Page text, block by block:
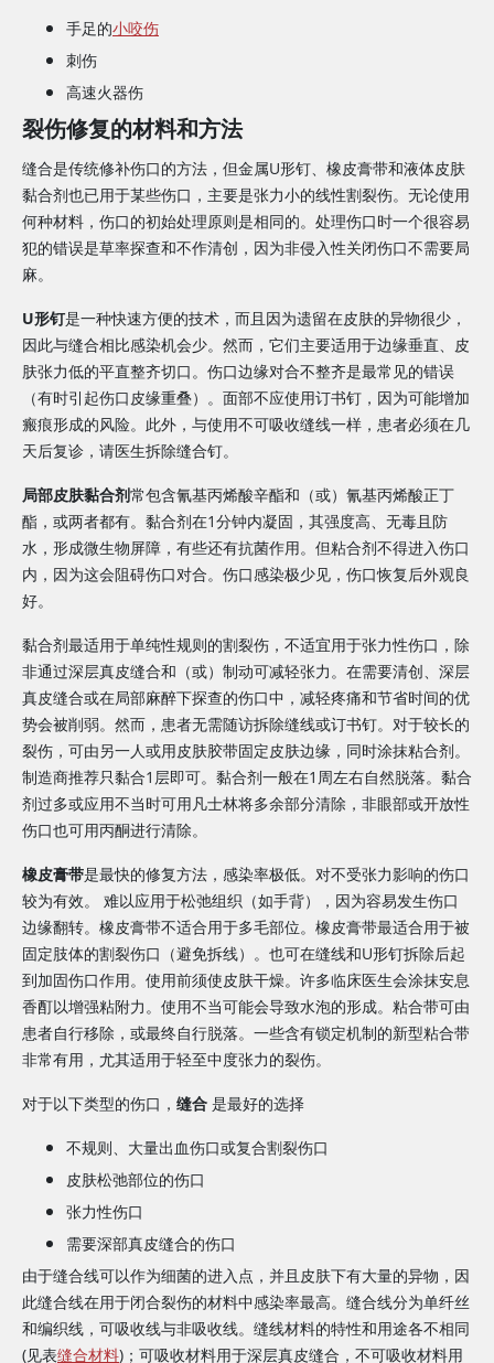
手足的小咬伤
刺伤
高速火器伤
裂伤修复的材料和方法
缝合是传统修补伤口的方法，但金属U形钉、橡皮膏带和液体皮肤
黏合剂也已用于某些伤口，主要是张力小的线性割裂伤。无论使用
何种材料，伤口的初始处理原则是相同的。处理伤口时一个很容易
犯的错误是草率探查和不作清创，因为非侵入性关闭伤口不需要局
麻。
U形钉是一种快速方便的技术，而且因为遗留在皮肤的异物很少，
因此与缝合相比感染机会少。然而，它们主要适用于边缘垂直、皮
肤张力低的平直整齐切口。伤口边缘对合不整齐是最常见的错误
（有时引起伤口皮缘重叠）。面部不应使用订书钉，因为可能增加
瘢痕形成的风险。此外，与使用不可吸收缝线一样，患者必须在几
天后复诊，请医生拆除缝合钉。
局部皮肤黏合剂常包含氰基丙烯酸辛酯和（或）氰基丙烯酸正丁
酯，或两者都有。黏合剂在1分钟内凝固，其强度高、无毒且防
水，形成微生物屏障，有些还有抗菌作用。但粘合剂不得进入伤口
内，因为这会阻碍伤口对合。伤口感染极少见，伤口恢复后外观良
好。
黏合剂最适用于单纯性规则的割裂伤，不适宜用于张力性伤口，除
非通过深层真皮缝合和（或）制动可减轻张力。在需要清创、深层
真皮缝合或在局部麻醉下探查的伤口中，减轻疼痛和节省时间的优
势会被削弱。然而，患者无需随访拆除缝线或订书钉。对于较长的
裂伤，可由另一人或用皮肤胶带固定皮肤边缘，同时涂抹粘合剂。
制造商推荐只黏合1层即可。黏合剂一般在1周左右自然脱落。黏合
剂过多或应用不当时可用凡士林将多余部分清除，非眼部或开放性
伤口也可用丙酮进行清除。
橡皮膏带是最快的修复方法，感染率极低。对不受张力影响的伤口
较为有效。 难以应用于松弛组织（如手背），因为容易发生伤口
边缘翻转。橡皮膏带不适合用于多毛部位。橡皮膏带最适合用于被
固定肢体的割裂伤口（避免拆线）。也可在缝线和U形钉拆除后起
到加固伤口作用。使用前须使皮肤干燥。许多临床医生会涂抹安息
香酊以增强粘附力。使用不当可能会导致水泡的形成。粘合带可由
患者自行移除，或最终自行脱落。一些含有锁定机制的新型粘合带
非常有用，尤其适用于轻至中度张力的裂伤。
对于以下类型的伤口， 缝合 是最好的选择
不规则、大量出血伤口或复合割裂伤口
皮肤松弛部位的伤口
张力性伤口
需要深部真皮缝合的伤口
由于缝合线可以作为细菌的进入点，并且皮肤下有大量的异物，因
此缝合线在用于闭合裂伤的材料中感染率最高。缝合线分为单纤丝
和编织线，可吸收线与非吸收线。缝线材料的特性和用途各不相同
(见表缝合材料)；可吸收材料用于深层真皮缝合，不可吸收材料用